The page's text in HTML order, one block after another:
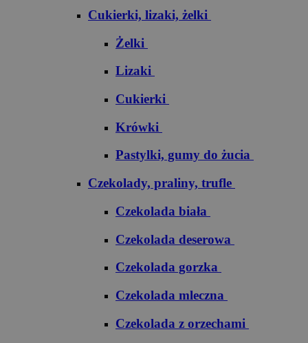
Cukierki, lizaki, żelki
Żelki
Lizaki
Cukierki
Krówki
Pastylki, gumy do żucia
Czekolady, praliny, trufle
Czekolada biała
Czekolada deserowa
Czekolada gorzka
Czekolada mleczna
Czekolada z orzechami